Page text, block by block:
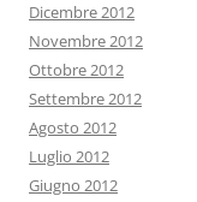
Dicembre 2012
Novembre 2012
Ottobre 2012
Settembre 2012
Agosto 2012
Luglio 2012
Giugno 2012